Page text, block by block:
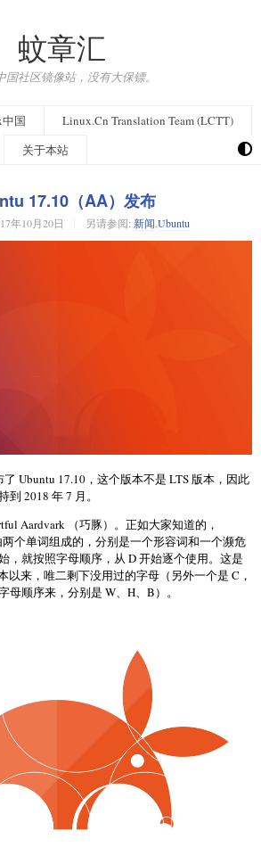
蚊章汇
国社区镜像站，没有大保镖。
国
Linux.Cn Translation Team (LCTT)
关于本站
17.10（AA）发布
年10月20日 另请参阅: 新闻 Ubuntu
Ubuntu 17.10，这个版本不是 LTS 版本，因此
2018 年 7 月。
Aardvark （巧豚）。正如大家知道的，
个单词组成的，分别是一个形容词和一个濒危
，就按照字母顺序，从 D 开始逐个使用。这是
以来，唯二剩下没用过的字母（另外一个是 C，
母顺序来，分别是 W、H、B）。